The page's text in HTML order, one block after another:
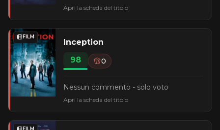
Apri la scheda del titolo
FILM
Inception
98
0
Nessun commento - solo voto
Apri la scheda del titolo